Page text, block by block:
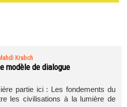
Krabch
modèle de dialogue
partie ici : Les fondements du
les civilisations à la lumière de